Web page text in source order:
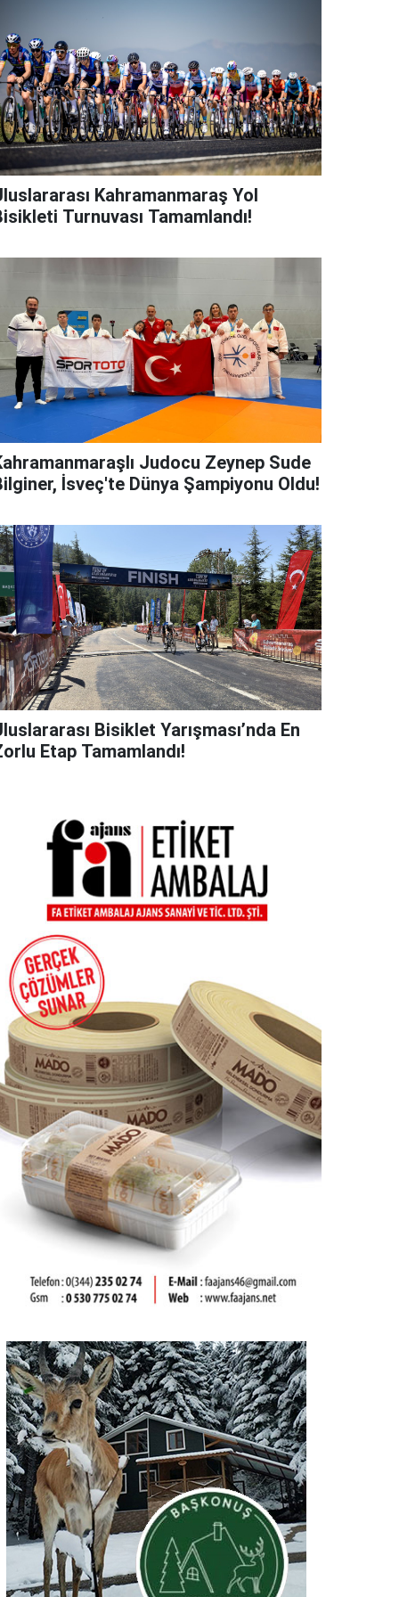
Kahramanmaraş Yol
Turnuvası Tamamlandı!
Judocu Zeynep Sude
İsveç'te Dünya Şampiyonu Oldu!
Bisiklet Yarışması’nda En
Etap Tamamlandı!